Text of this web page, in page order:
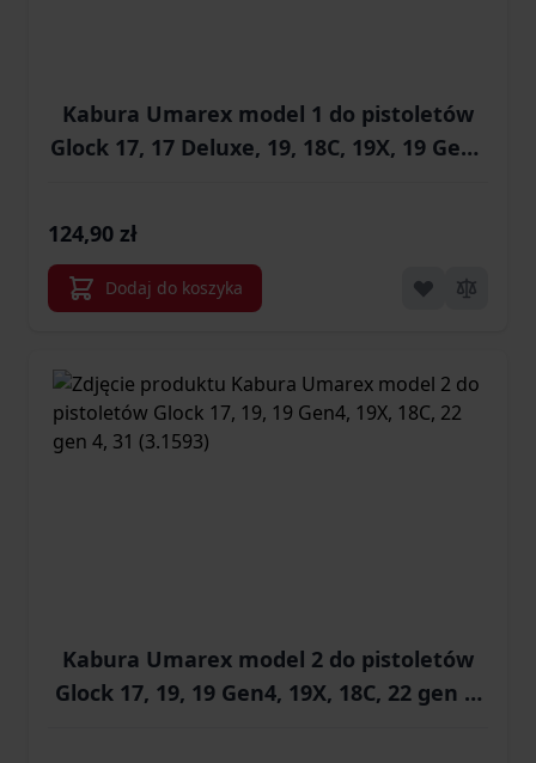
Kabura Umarex model 1 do pistoletów
Glock 17, 17 Deluxe, 19, 18C, 19X, 19 Gen4
124,90 zł
Dodaj do koszyka
Kabura Umarex model 2 do pistoletów
Glock 17, 19, 19 Gen4, 19X, 18C, 22 gen 4,